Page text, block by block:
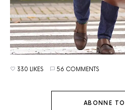
330 LIKES 56 COMMENTS
ABONNE TOI